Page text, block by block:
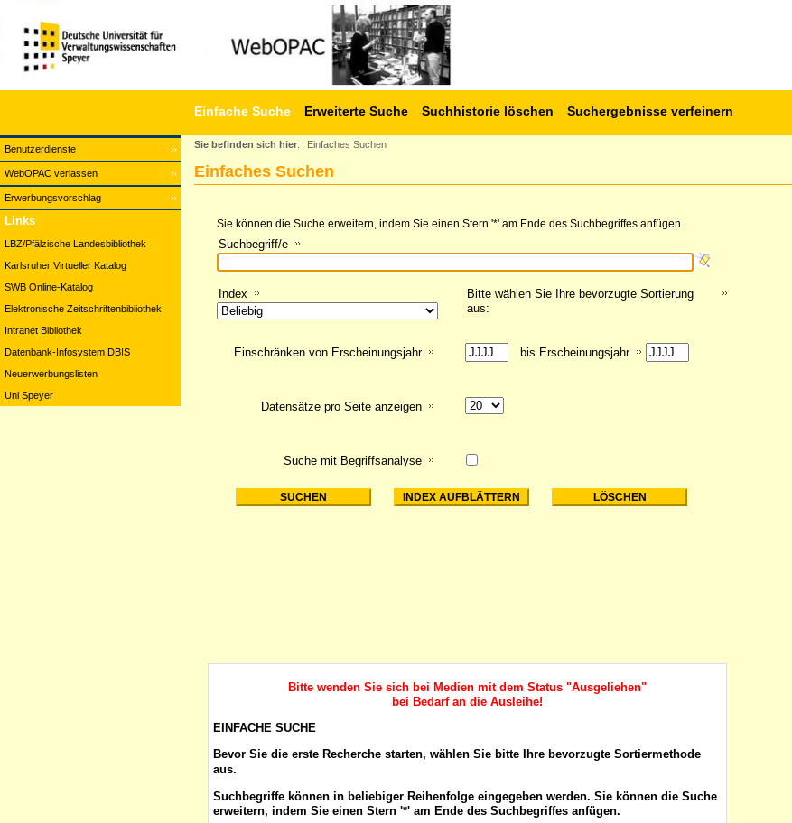
Benutzerdienste
WebOPAC verlassen
Erwerbungsvorschlag
Einfache Suche Erweiterte Suche Suchhistorie löschen Suchergebnisse verfeinern
Links
LBZ/Pfälzische Landesbibliothek
Karlsruher Virtueller Katalog
SWB Online-Katalog
Elektronische Zeitschriftenbibliothek
Intranet Bibliothek
Datenbank-Infosystem DBIS
Neuerwerbungslisten
Uni Speyer
Sie befinden sich hier: Einfaches Suchen
Einfaches Suchen
Sie können die Suche erweitern, indem Sie einen Stern '*' am Ende des Suchbegriffes anfügen.
Suchbegriff/e
Index
Bitte wählen Sie Ihre bevorzugte Sortierung
aus:
Suche mit Begriffsanalyse
Einschränken von Erscheinungsjahr bis Erscheinungsjahr
Datensätze pro Seite anzeigen
Bitte wenden Sie sich bei Medien mit dem Status "Ausgeliehen"
bei Bedarf an die Ausleihe!
EINFACHE SUCHE
Bevor Sie die erste Recherche starten, wählen Sie bitte Ihre bevorzugte Sortiermethode
aus.
Suchbegriffe können in beliebiger Reihenfolge eingegeben werden. Sie können die Suche
erweitern, indem Sie einen Stern '*' am Ende des Suchbegriffes anfügen.